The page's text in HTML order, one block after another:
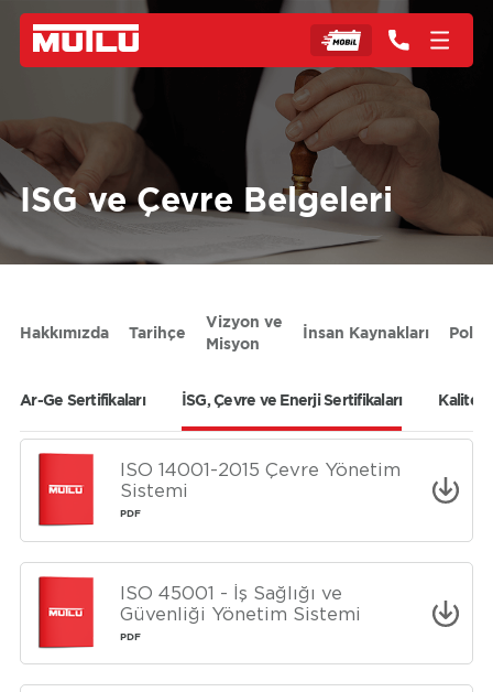
ISG ve Çevre Belgeleri
Hakkımızda Tarihçe
Vizyon ve
Misyon
İnsan Kaynakları
Ar-Ge Sertifikaları İSG, Çevre ve Enerji Sertifikaları Kalite
ISO 14001-2015 Çevre Yönetim
Sistemi
PDF
ISO 45001 - İş Sağlığı ve
Güvenliği Yönetim Sistemi
PDF